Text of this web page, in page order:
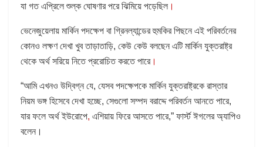
যা গত এপ্রিলে শুল্ক ঘোষণার পরে ঝিমিয়ে পড়েছিল ।
ভেনেজুয়েলায় মার্কিন পদক্ষেপ বা গ্রিনল্যান্ডের হুমকির পিছনে এই পরিবর্তনের
কোনও লক্ষণ দেখা খুব তাড়াতাড়ি, কেউ কেউ বলছেন এটি মার্কিন যুক্তরাষ্ট্র
থেকে অর্থ সরিয়ে নিতে প্ররোচিত করতে পারে।
“আমি এখনও উদ্বিগ্ন যে, যেসব পদক্ষেপকে মার্কিন যুক্তরাষ্ট্রকে রাস্তার
নিয়ম ভঙ্গ হিসেবে দেখা হচ্ছে, সেগুলো সম্পদ বরাদ্দে পরিবর্তন আনতে পারে,
যার ফলে অর্থ ইউরোপে, এশিয়ায় ফিরে আসতে পারে,” ফার্স্ট ঈগলের অ্যাপিও
বলেন।